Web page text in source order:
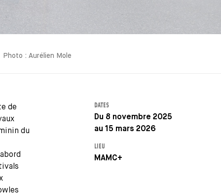
Photo : Aurélien Mole
DATES
Du 8 novembre 2025
au 15 mars 2026
LIEU
MAMC+
de
du